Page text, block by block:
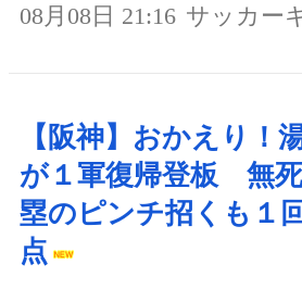
08月08日 21:16 サッカー
【阪神】おかえり！
が１軍復帰登板 無
塁のピンチ招くも１
点